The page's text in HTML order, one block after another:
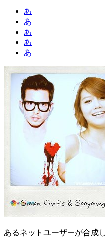
あ
あ
あ
あ
あ
あるネットユーザーが合成